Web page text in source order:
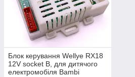
Блок керування Wellye RX18
12V socket B, для дитячого
електромобіля Bambi